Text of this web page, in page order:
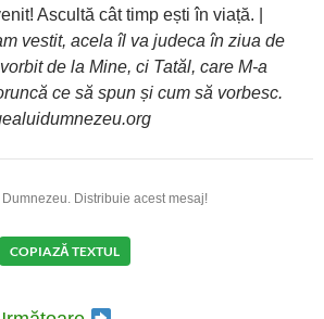
Ascultă cât timp ești în viață. |
vestit, acela îl va judeca în ziua de
de la Mine, ci Tatăl, care M-a
ce să spun și cum să vorbesc.
Distribuie acest mesaj!
COPIAZĂ TEXTUL